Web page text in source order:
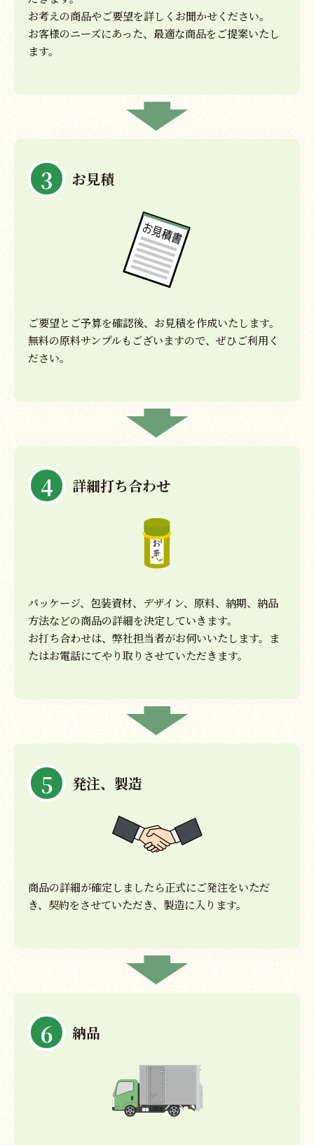
お考えの商品やご要望を詳しくお聞かせください。
お客様のニーズにあった、最適な商品をご提案いたし
ます。
3 お見積
ご要望とご予算を確認後、お見積を作成いたします。
無料の原料サンプルもございますので、ぜひご利用く
ださい。
4 詳細打ち合わせ
パッケージ、包装資材、デザイン、原料、納期、納品
方法などの商品の詳細を決定していきます。
お打ち合わせは、弊社担当者がお伺いいたします。ま
たはお電話にてやり取りさせていただきます。
5 発注、製造
商品の詳細が確定しましたら正式にご発注をいただ
き、契約をさせていただき、製造に入ります。
6 納品